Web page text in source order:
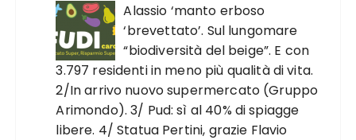
Alassio ‘manto erboso
‘brevettato’. Sul lungomare
“biodiversità del beige”. E con
3.797 residenti in meno più qualità di vita.
2/In arrivo nuovo supermercato (Gruppo
Arimondo). 3/ Pud: sì al 40% di spiagge
libere. 4/ Statua Pertini, grazie Flavio